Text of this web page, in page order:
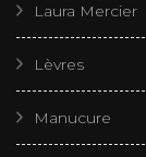
Laura Mercier
Lèvres
Manucure